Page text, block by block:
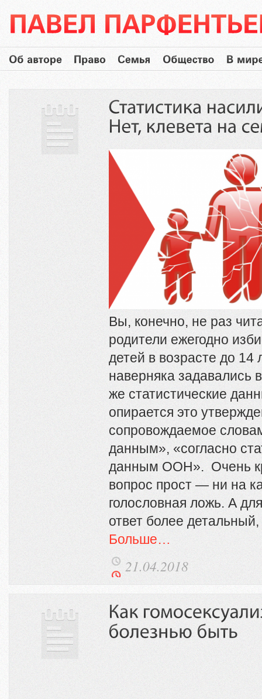
Вы, конечно, не раз
родители ежегодно
детей в возрасте до 14
наверняка задавались
же статистические
опирается это
сопровождаемое
данным», «согласно
данным ООН». Очень
вопрос прост — ни на
голословная ложь. А
ответ более детальный,
Больше…
21.04.2018